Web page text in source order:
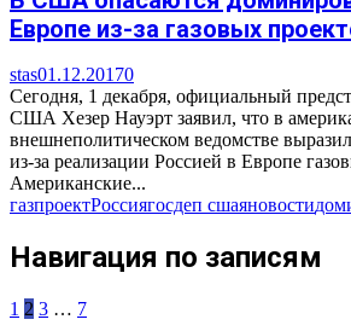
Европе из-за газовых
stas01.12.20170
Сегодня, 1 декабря, официальный
США Хезер Науэрт заявил, что в
внешнеполитическом ведомстве
из-за реализации Россией в Европе
Американские...
газпроектРоссиягосдеп сшаяновости
Навигация по записям
1 2 3 … 7